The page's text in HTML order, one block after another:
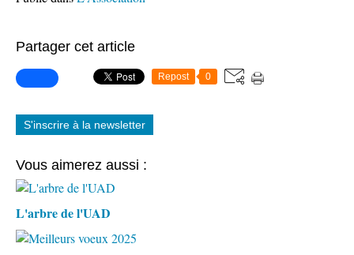
Partager cet article
Repost 0
S'inscrire à la newsletter
Vous aimerez aussi :
L'arbre de l'UAD